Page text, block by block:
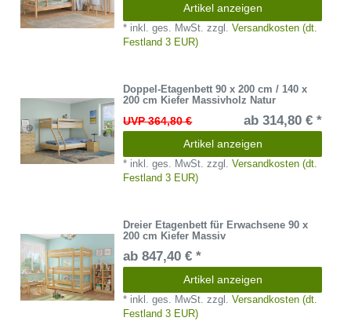
Artikel anzeigen
* inkl. ges. MwSt. zzgl.Versandkosten (dt.
Festland 3 EUR)
Doppel-Etagenbett 90 x 200 cm / 140 x
200 cm Kiefer Massivholz Natur
UVP 364,80 €
ab 314,80 € *
Artikel anzeigen
* inkl. ges. MwSt. zzgl.Versandkosten (dt.
Festland 3 EUR)
Dreier Etagenbett für Erwachsene 90 x
200 cm Kiefer Massiv
ab 847,40 € *
Artikel anzeigen
* inkl. ges. MwSt. zzgl.Versandkosten (dt.
Festland 3 EUR)